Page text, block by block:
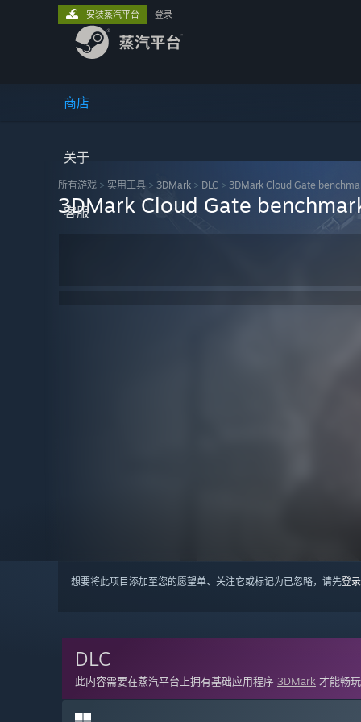
商店
关于
客服
安装蒸汽平台 登录
所有游戏 > 实用工具 > 3DMark > DLC > 3DMark Cloud Gate
3DMark Cloud Gate
想要将此项目添加至您的愿望单、关注它或标记为已忽略，请先登录
DLC
此内容需要在蒸汽平台上拥有基础应用程序 3DMark 才能畅